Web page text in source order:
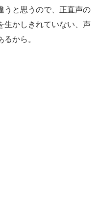
うと思うので、正直声の
生かしきれていない、声
から。